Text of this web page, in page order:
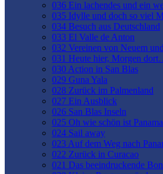
036 Ein lachendes und ein
035 Idylle und doch so viel
034 Besuch aus Deutschland
033 El Valle de Anton
032 Vereinen von Neuem
031 Heute hier, Morgen
030 Action in San Blas
029 Guna Yala
028 Zurück im Palmenland
027 Ein Ausblick
026 San Blas Inseln
025 Oh wie schön ist
024 Sail away
023 Auf dem Weg nach
022 Zurück in Curacao
021 Das beeindruckende